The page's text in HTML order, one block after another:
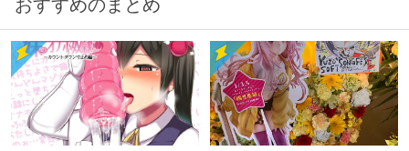
おすすめのまとめ